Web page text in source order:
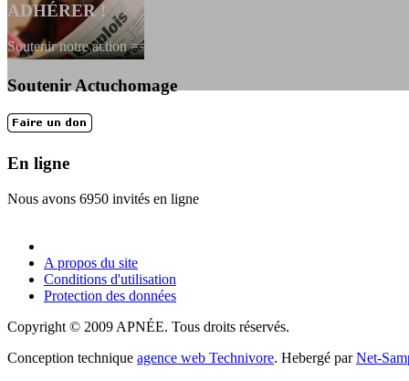
ADHÉRER !
Soutenir notre action ==> Si vous souhaitez adhérer à l’association,
LES FONDATEURS
Soutenir Actuchomage
En ligne
Nous avons 6950 invités en ligne
A propos du site
Conditions d'utilisation
Protection des données
Copyright © 2009 APNÉE. Tous droits réservés.
Conception technique agence web Technivore. Hebergé parNet-